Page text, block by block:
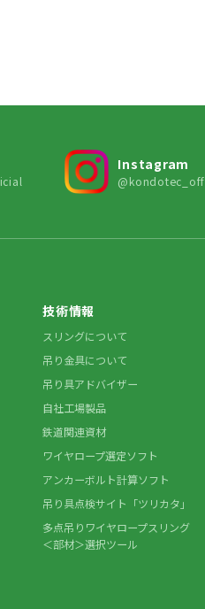
Instagram
技術情報
スリングについて
吊り金具について
吊り具アドバイザー
自社工場製品
鉄道関連資材
ワイヤロープ選定ソフト
アンカーボルト計算ソフト
吊り具点検サイト「ツリカタ」
多点吊りワイヤロープスリング
＜部材＞選択ツール